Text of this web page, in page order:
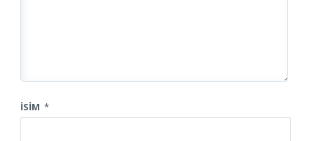
İSIM *